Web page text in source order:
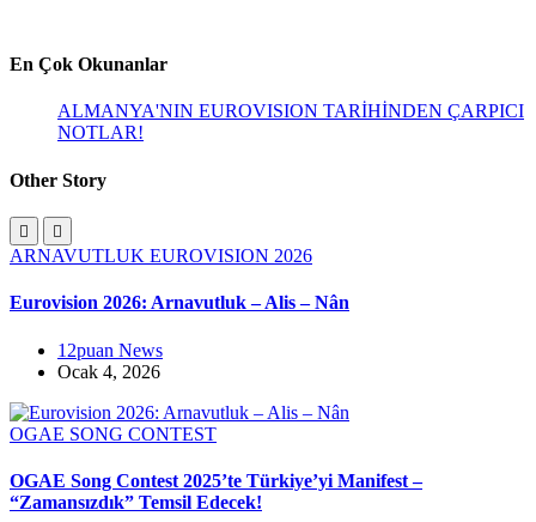
En Çok Okunanlar
ALMANYA'NIN EUROVISION TARİHİNDEN ÇARPICI
NOTLAR!
Other Story
ARNAVUTLUK EUROVISION 2026
Eurovision 2026: Arnavutluk – Alis – Nân
12puan News
Ocak 4, 2026
OGAE SONG CONTEST
OGAE Song Contest 2025’te Türkiye’yi Manifest –
“Zamansızdık” Temsil Edecek!